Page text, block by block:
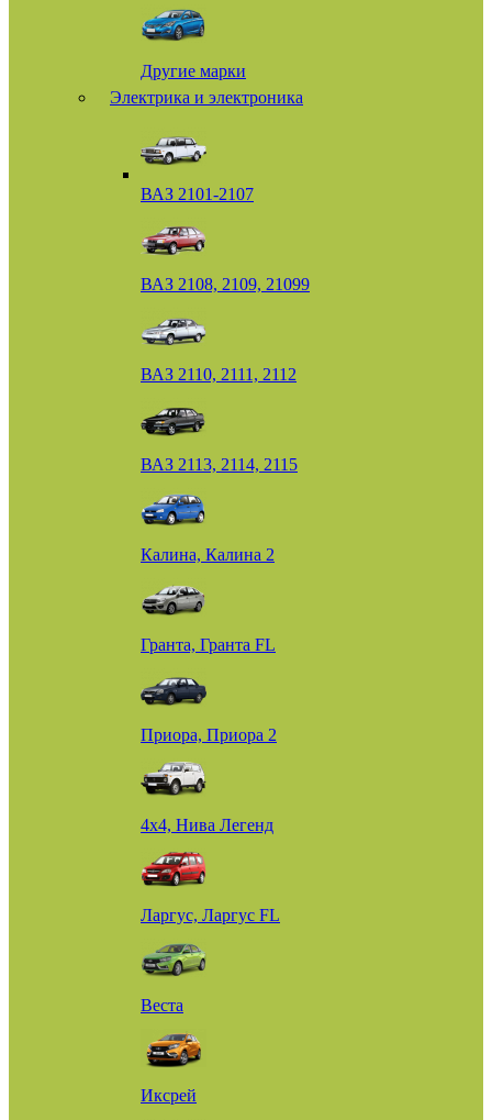
Другие марки
Электрика и электроника
ВАЗ 2101-2107
ВАЗ 2108, 2109, 21099
ВАЗ 2110, 2111, 2112
ВАЗ 2113, 2114, 2115
Калина, Калина 2
Гранта, Гранта FL
Приора, Приора 2
4х4, Нива Легенд
Ларгус, Ларгус FL
Веста
Иксрей